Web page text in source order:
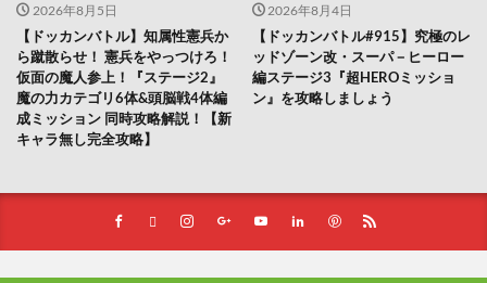
2026年8月5日
【ドッカンバトル】知属性憲兵か
ら蹴散らせ！ 憲兵をやっつけろ！
仮面の魔人参上！『ステージ2』
魔の力カテゴリ6体&頭脳戦4体編
成ミッション 同時攻略解説！【新
キャラ無し完全攻略】
2026年8月4日
【ドッカンバトル#915】究極のレ
ッドゾーン改・スーパ－ヒーロー
編ステージ3『超HEROミッショ
ン』を攻略しましょう